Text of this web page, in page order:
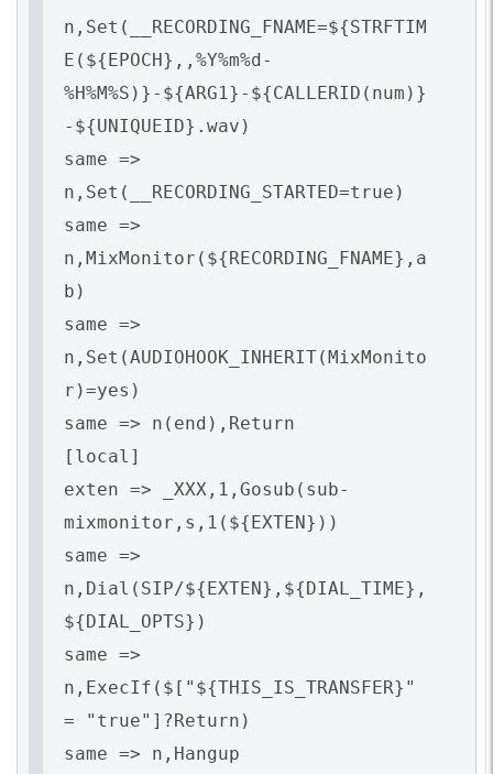
n,Set(__RECORDING_FNAME=${STRFTIM
E(${EPOCH},,%Y%m%d-
%H%M%S)}-${ARG1}-${CALLERID(num)}
-${UNIQUEID}.wav)
same =>
n,Set(__RECORDING_STARTED=true)
same =>
n,MixMonitor(${RECORDING_FNAME},a
b)
same =>
n,Set(AUDIOHOOK_INHERIT(MixMonito
r)=yes)
same => n(end),Return
[local]
exten => _XXX,1,Gosub(sub-
mixmonitor,s,1(${EXTEN}))
same =>
n,Dial(SIP/${EXTEN},${DIAL_TIME},
${DIAL_OPTS})
same =>
n,ExecIf($["${THIS_IS_TRANSFER}"
= "true"]?Return)
same => n,Hangup